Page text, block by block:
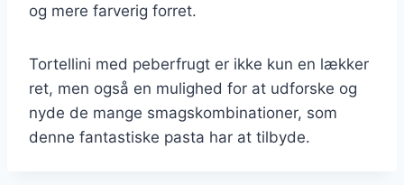
og mere farverig forret.
Tortellini med peberfrugt er ikke kun en lækker
ret, men også en mulighed for at udforske og
nyde de mange smagskombinationer, som
denne fantastiske pasta har at tilbyde.